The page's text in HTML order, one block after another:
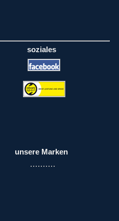
soziales
unsere Marken